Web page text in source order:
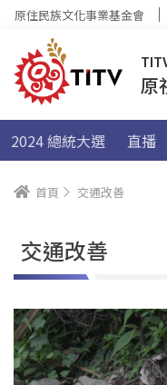
原住民族文化事業基金會
原
2024 總統大選 直播
首頁 交通改善
交通改善